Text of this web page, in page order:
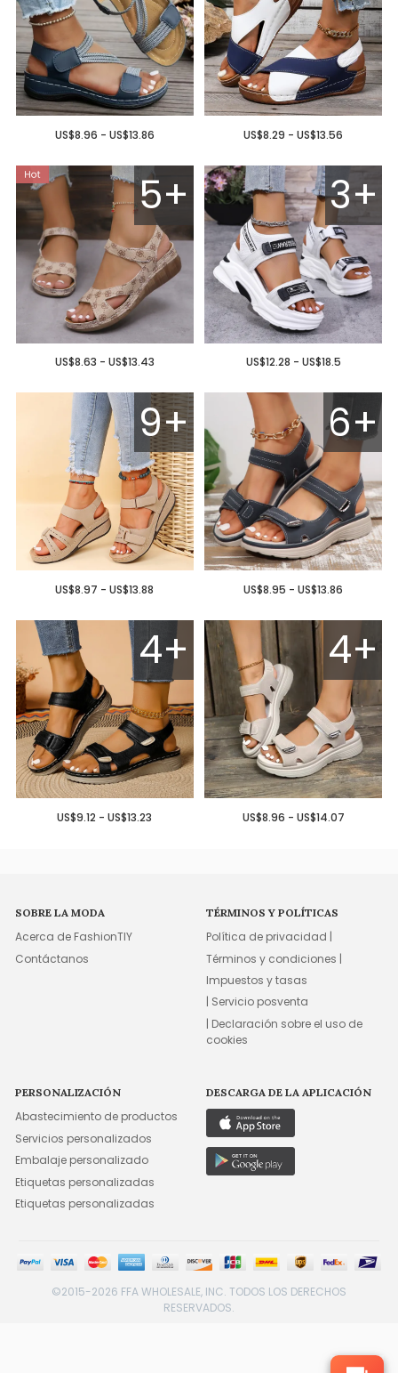
US$8.96 - US$13.86 US$8.29 - US$13.56
5+
US$8.63 - US$13.43
3+
US$12.28 - US$18.5
9+
US$8.97 - US$13.88
6+
US$8.95 - US$13.86
4+
US$9.12 - US$13.23
4+
US$8.96 - US$14.07
SOBRE LA MODA
Acerca de FashionTIY
Contáctanos
TÉRMINOS Y POLÍTICAS
Política de privacidad |
Términos y condiciones |
Impuestos y tasas
| Servicio posventa
| Declaración sobre el uso de
cookies
PERSONALIZACIÓN
Abastecimiento de productos
Servicios personalizados
Embalaje personalizado
Etiquetas personalizadas
Etiquetas personalizadas
DESCARGA DE LA APLICACIÓN
©2015-2026 FFA WHOLESALE, INC. TODOS LOS DERECHOS
RESERVADOS.